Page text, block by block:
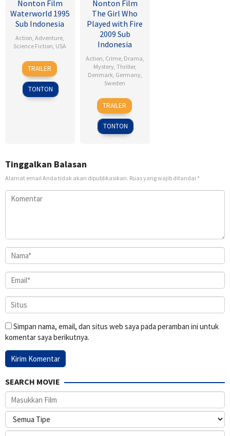
Nonton Film
Waterworld 1995
Sub Indonesia
Action,Adventure,
Science Fiction, USA
28
Jul
1995
Kevin
Reynolds
TRAILER
TONTON
Nonton Film
The Girl Who
Played with Fire
2009 Sub
Indonesia
Action, Crime, Drama,
Mystery, Thriller,
Denmark, Germany,
Sweden
18
Sep
2009
Daniel
Alfredson
TRAILER
TONTON
Tinggalkan Balasan
Alamat email Anda tidak akan dipublikasikan. Ruas yang wajib ditandai *
Simpan nama, email, dan situs web saya pada peramban ini untuk
komentar saya berikutnya.
SEARCH MOVIE